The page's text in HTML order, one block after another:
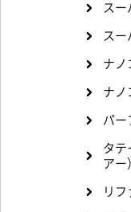
スー
スー
ナノ
ナノ
パー
タテ
アー
リフ